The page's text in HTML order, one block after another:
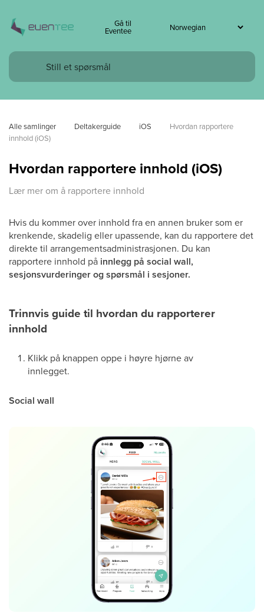
Gå til
Eventee
Alle samlinger Deltakerguide iOS
Hvordan rapportere
innhold (iOS)
Hvordan rapportere innhold (iOS)
Lær mer om å rapportere innhold
Hvis du kommer over innhold fra en annen bruker som er
krenkende, skadelig eller upassende, kan du rapportere det
direkte til arrangementsadministrasjonen. Du kan
rapportere innhold på innlegg på social wall,
sesjonsvurderinger og spørsmål i sesjoner.
Trinnvis guide til hvordan du rapporterer
innhold
Klikk på knappen oppe i høyre hjørne av
innlegget.
Social wall